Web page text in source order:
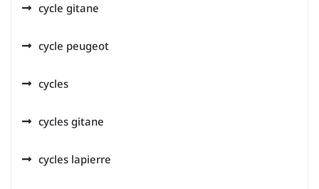
cycle gitane
cycle peugeot
cycles
cycles gitane
cycles lapierre